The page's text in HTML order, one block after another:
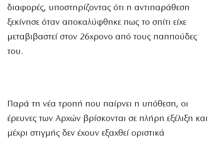
διαφορές, υποστηρίζοντας ότι η αντιπαράθεση
ξεκίνησε όταν αποκαλύφθηκε πως το σπίτι είχε
μεταβιβαστεί στον 26χρονο από τους παππούδες
του.
Παρά τη νέα τροπή που παίρνει η υπόθεση, οι
έρευνες των Αρχών βρίσκονται σε πλήρη εξέλιξη και
μέχρι στιγμής δεν έχουν εξαχθεί οριστικά